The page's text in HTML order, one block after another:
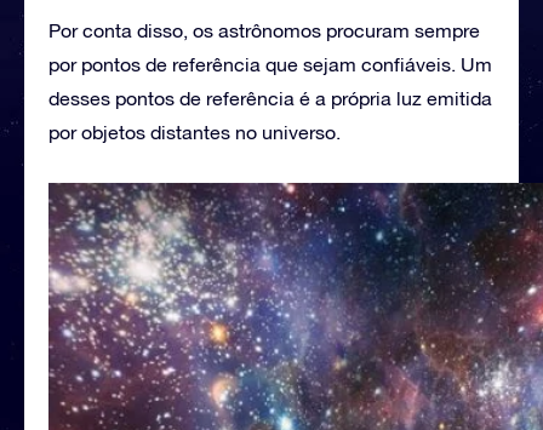
Por conta disso, os astrônomos procuram sempre
por pontos de referência que sejam confiáveis. Um
desses pontos de referência é a própria luz emitida
por objetos distantes no universo.